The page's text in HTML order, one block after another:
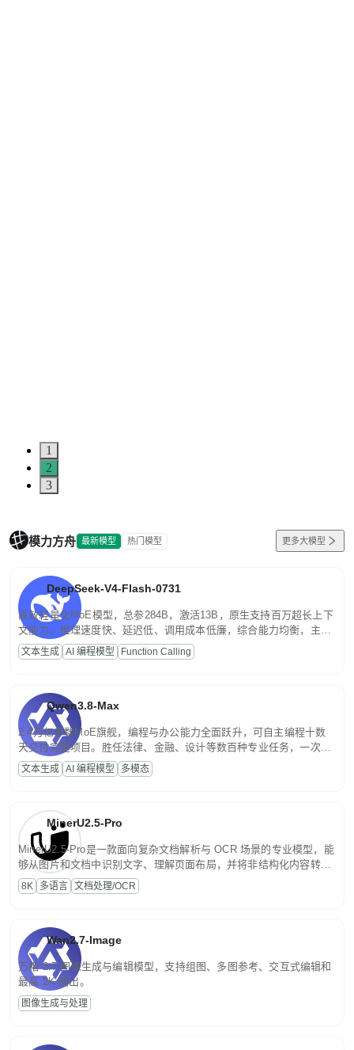
1
2
3
模力方舟 最新模型 热门模型 更多大模型
DeepSeek-V4-Flash-0731
高效轻量化MoE模型，总参284B，激活13B，原生支持百万超长上下
文能力。推理速度快、延迟低、调用成本低廉，综合能力均衡，主打
高并发、轻量化任务，适合日常对话、内容创作、基础 RAG、批量
文案处理等普惠刚需场景。
文本生成 AI 编程模型 Function Calling
Qwen3.8-Max
2.4万亿参数MoE旗舰，编程与办公能力全面跃升，可自主编程十数
天交付完整项目。胜任法律、金融、设计等数百种专业任务，一次对
话端到端交付生产级成果。原生视觉理解贯穿规划、执行与验证全流
程，支持超长文档与长视频的深度语义解析。长程任务中自主规划与
文本生成 AI 编程模型 多模态
MinerU2.5-Pro
MinerU2.5-Pro是一款面向复杂文档解析与 OCR 场景的专业模型，能
够从图片和文档中识别文字、理解页面布局，并将非结构化内容转换
为便于存储、检索和二次处理的结构化结果。
8K 多语言 文档处理/OCR
Wan2.7-Image
万相 2.7 图像生成与编辑模型，支持组图、多图参考、交互式编辑和
最高 2K 输出。
图像生成与处理